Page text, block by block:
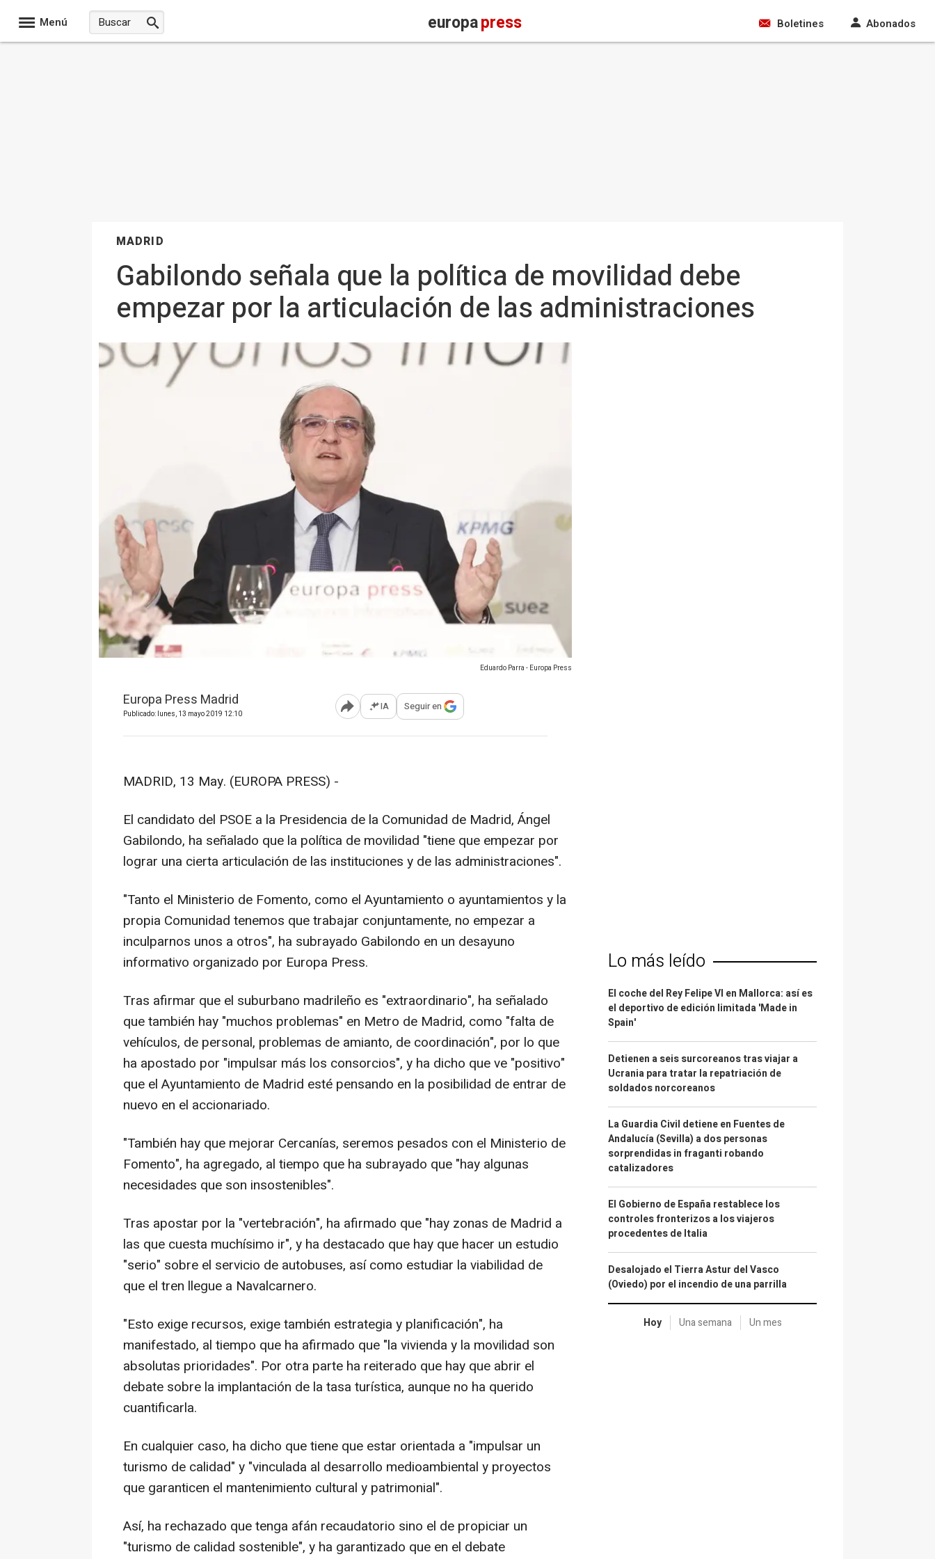
Menú europapress Boletines Abonados
MADRID
Gabilondo señala que la política de movilidad debe
empezar por la articulación de las administraciones
Eduardo Parra - Europa Press
Europa Press Madrid
Publicado: lunes, 13 mayo 2019 12:10 Abrir opciones para compartir
IA Seguir en
MADRID, 13 May. (EUROPA PRESS) -
El candidato del PSOE a la Presidencia de la Comunidad de Madrid, Ángel
Gabilondo, ha señalado que la política de movilidad "tiene que empezar por
lograr una cierta articulación de las instituciones y de las administraciones".
"Tanto el Ministerio de Fomento, como el Ayuntamiento o ayuntamientos y la
propia Comunidad tenemos que trabajar conjuntamente, no empezar a
inculparnos unos a otros", ha subrayado Gabilondo en un desayuno
informativo organizado por Europa Press.
Tras afirmar que el suburbano madrileño es "extraordinario", ha señalado
que también hay "muchos problemas" en Metro de Madrid, como "falta de
vehículos, de personal, problemas de amianto, de coordinación", por lo que
ha apostado por "impulsar más los consorcios", y ha dicho que ve "positivo"
que el Ayuntamiento de Madrid esté pensando en la posibilidad de entrar de
nuevo en el accionariado.
"También hay que mejorar Cercanías, seremos pesados con el Ministerio de
Fomento", ha agregado, al tiempo que ha subrayado que "hay algunas
necesidades que son insostenibles".
Tras apostar por la "vertebración", ha afirmado que "hay zonas de Madrid a
las que cuesta muchísimo ir", y ha destacado que hay que hacer un estudio
"serio" sobre el servicio de autobuses, así como estudiar la viabilidad de
que el tren llegue a Navalcarnero.
"Esto exige recursos, exige también estrategia y planificación", ha
manifestado, al tiempo que ha afirmado que "la vivienda y la movilidad son
absolutas prioridades". Por otra parte ha reiterado que hay que abrir el
debate sobre la implantación de la tasa turística, aunque no ha querido
cuantificarla.
En cualquier caso, ha dicho que tiene que estar orientada a "impulsar un
turismo de calidad" y "vinculada al desarrollo medioambiental y proyectos
que garanticen el mantenimiento cultural y patrimonial".
Así, ha rechazado que tenga afán recaudatorio sino el de propiciar un
"turismo de calidad sostenible", y ha garantizado que en el debate
Lo más leído
El coche del Rey Felipe VI en Mallorca: así es
el deportivo de edición limitada 'Made in
Spain'
Detienen a seis surcoreanos tras viajar a
Ucrania para tratar la repatriación de
soldados norcoreanos
La Guardia Civil detiene en Fuentes de
Andalucía (Sevilla) a dos personas
sorprendidas in fraganti robando
catalizadores
El Gobierno de España restablece los
controles fronterizos a los viajeros
procedentes de Italia
Desalojado el Tierra Astur del Vasco
(Oviedo) por el incendio de una parrilla
Hoy Una semana Un mes